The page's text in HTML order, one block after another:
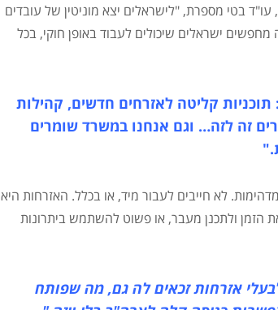
בטי מספרת, "לישראלים יצא מוניטין של עובדים
ישראלים שיכולים לעבוד באופן חוקי, בכל
קליטה לאזרחים חדשים, קהילות
זה לזה… וגם אנחנו במשרד שומרים
לא חייבים לעבור מיד, או בכלל. האזרחות היא
הזמן ולתכנן מעבר, או פשוט להשתמש ביתרונות
אזרחות זכאים לה גם, מה שפותח